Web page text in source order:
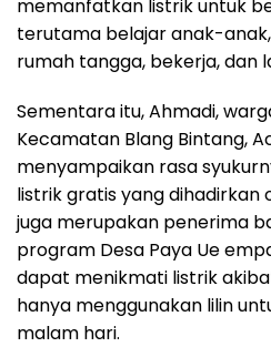
memanfatkan listrik untuk
terutama belajar anak-
rumah tangga, bekerja, dan
Sementara itu, Ahmadi,
Kecamatan Blang Bintang,
menyampaikan rasa
listrik gratis yang dihadirkan
juga merupakan penerima
program Desa Paya Ue
dapat menikmati listrik
hanya menggunakan lilin
malam hari.